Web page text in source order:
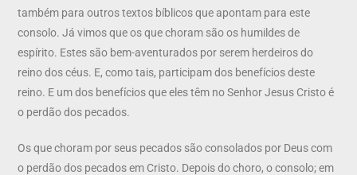
também para outros textos bíblicos que apontam para este
consolo. Já vimos que os que choram são os humildes de
espírito. Estes são bem-aventurados por serem herdeiros do
reino dos céus. E, como tais, participam dos benefícios deste
reino. E um dos benefícios que eles têm no Senhor Jesus Cristo é
o perdão dos pecados.
Os que choram por seus pecados são consolados por Deus com
o perdão dos pecados em Cristo. Depois do choro, o consolo; em